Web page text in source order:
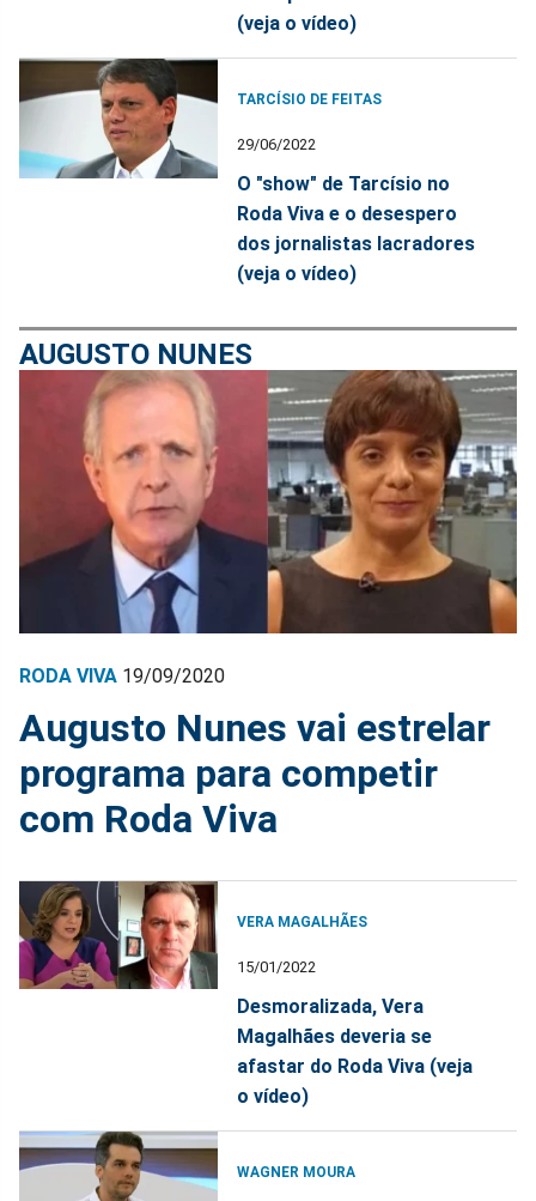
(veja o vídeo)
TARCÍSIO DE FEITAS
29/06/2022
O "show" de Tarcísio no
Roda Viva e o desespero
dos jornalistas lacradores
(veja o vídeo)
AUGUSTO NUNES
RODA VIVA 19/09/2020
Augusto Nunes vai estrelar
programa para competir
com Roda Viva
VERA MAGALHÃES
15/01/2022
Desmoralizada, Vera
Magalhães deveria se
afastar do Roda Viva (veja
o vídeo)
WAGNER MOURA